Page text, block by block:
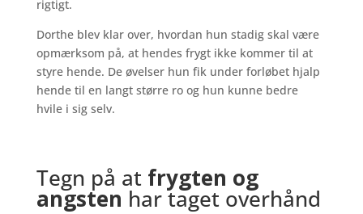
rigtigt.
Dorthe blev klar over, hvordan hun stadig skal være
opmærksom på, at hendes frygt ikke kommer til at
styre hende. De øvelser hun fik under forløbet hjalp
hende til en langt større ro og hun kunne bedre
hvile i sig selv.
Tegn på at frygten og
angsten har taget overhånd